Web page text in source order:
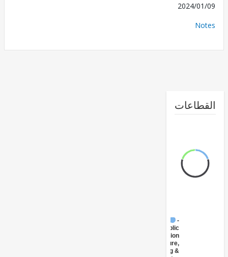
2024/
Administration
- Agriculture,
Fishing &